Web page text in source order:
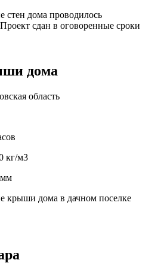
стен дома проводилось
сдан в оговоренные сроки
дома
область
кг/м3
мм
крыши дома в дачном поселке